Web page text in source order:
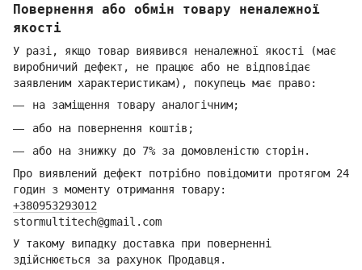
Повернення або обмін товару неналежної
якості
У разі, якщо товар виявився неналежної якості (має
виробничий дефект, не працює або не відповідає
заявленим характеристикам), покупець має право:
на заміщення товару аналогічним;
або на повернення коштів;
або на знижку до 7% за домовленістю сторін.
Про виявлений дефект потрібно повідомити протягом 24
годин з моменту отримання товару:
+380953293012
stormultitech@gmail.com
У такому випадку доставка при поверненні
здійснюється за рахунок Продавця.